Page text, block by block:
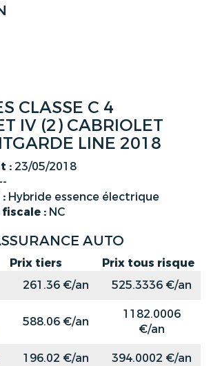
CLASSE C 4
IV (2) CABRIOLET
LINE 2018
: 23/05/2018
--
Hybride essence électrique
: NC
AUTO
Prix tiers
Prix tous risque
261.36 €/an
525.3336 €/an
588.06 €/an
1182.0006
€/an
196.02 €/an 394.0002 €/an